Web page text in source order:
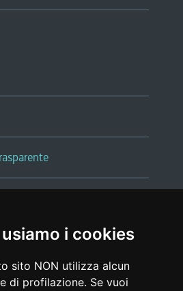
i cookies
sito NON utilizza alcun
di profilazione. Se vuoi
legali |glossario